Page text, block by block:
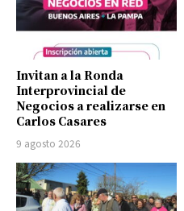
Invitan a la Ronda
Interprovincial de
Negocios a realizarse en
Carlos Casares
9 agosto 2026